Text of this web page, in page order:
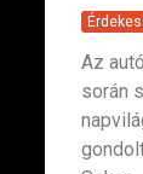
Az
során